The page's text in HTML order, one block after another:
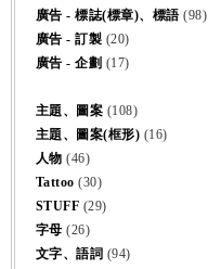
廣告 - 標誌(標章)、標語(98)
廣告 - 訂製 (20)
廣告 - 企劃 (17)
主題、圖案 (108)
主題、圖案(框形) (16)
人物 (46)
Tattoo (30)
STUFF (29)
字母 (26)
文字、語詞 (94)